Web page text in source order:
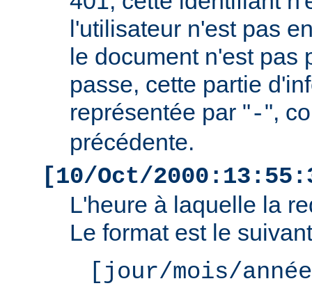
l'utilisateur n'est pas
le document n'est pas
passe, cette partie
représentée par "-",
précédente.
[10/Oct/
L'heure à laquelle la
Le format est le
[jour/mois/